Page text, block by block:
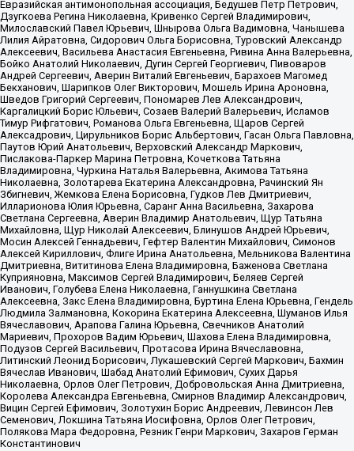
Евразийская антимонопольная ассоциация, Бедушев Петр Петрович,
Дзугкоева Регина Николаевна, Кривенко Сергей Владимирович,
Милославский Павел Юрьевич, Шнырова Ольга Вадимовна, Чанышева
Лилия Айратовна, Сидорович Ольга Борисовна, Туровский Александр
Алексеевич, Васильева Анастасия Евгеньевна, Ривина Анна Валерьевна,
Бойко Анатолий Николаевич, Дугин Сергей Георгиевич, Пивоваров
Андрей Сергеевич, Аверин Виталий Евгеньевич, Барахоев Магомед
Бекханович, Шарипков Олег Викторович, Мошель Ирина Ароновна,
Шведов Григорий Сергеевич, Пономарев Лев Александрович,
Каргалицкий Борис Юльевич, Созаев Валерий Валерьевич, Исламов
Тимур Рифгатович, Романова Ольга Евгеньевна, Щаров Сергей
Алексадрович, Цирульников Борис Альбертович, Гасан Ольга Павловна,
Паутов Юрий Анатольевич, Верховский Александр Маркович,
Пислакова-Паркер Марина Петровна, Кочеткова Татьяна
Владимировна, Чуркина Наталья Валерьевна, Акимова Татьяна
Николаевна, Золотарева Екатерина Александровна, Рачинский Ян
Збигневич, Жемкова Елена Борисовна, Гудков Лев Дмитриевич,
Илларионова Юлия Юрьевна, Саранг Анна Васильевна, Захарова
Светлана Сергеевна, Аверин Владимир Анатольевич, Щур Татьяна
Михайловна, Щур Николай Алексеевич, Блинушов Андрей Юрьевич,
Мосин Алексей Геннадьевич, Гефтер Валентин Михайлович, Симонов
Алексей Кириллович, Флиге Ирина Анатольевна, Мельникова Валентина
Дмитриевна, Вититинова Елена Владимировна, Баженова Светлана
Куприяновна, Максимов Сергей Владимирович, Беляев Сергей
Иванович, Голубева Елена Николаевна, Ганнушкина Светлана
Алексеевна, Закс Елена Владимировна, Буртина Елена Юрьевна, Гендель
Людмила Залмановна, Кокорина Екатерина Алексеевна, Шуманов Илья
Вячеславович, Арапова Галина Юрьевна, Свечников Анатолий
Мариевич, Прохоров Вадим Юрьевич, Шахова Елена Владимировна,
Подузов Сергей Васильевич, Протасова Ирина Вячеславовна,
Литинский Леонид Борисович, Лукашевский Сергей Маркович, Бахмин
Вячеслав Иванович, Шабад Анатолий Ефимович, Сухих Дарья
Николаевна, Орлов Олег Петрович, Добровольская Анна Дмитриевна,
Королева Александра Евгеньевна, Смирнов Владимир Александрович,
Вицин Сергей Ефимович, Золотухин Борис Андреевич, Левинсон Лев
Семенович, Локшина Татьяна Иосифовна, Орлов Олег Петрович,
Полякова Мара Федоровна, Резник Генри Маркович, Захаров Герман
Константинович